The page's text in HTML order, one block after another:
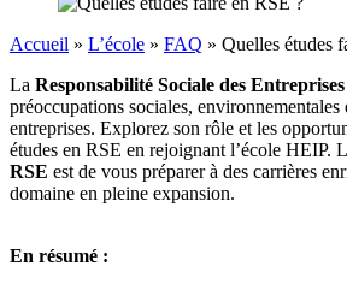
Accueil » L’école » FAQ » Quelles études
La Responsabilité Sociale des Entreprises
préoccupations sociales, environnementales
entreprises. Explorez son rôle et les
études en RSE en rejoignant l’école HEIP.
RSE est de vous préparer à des carrières
domaine en pleine expansion.
En résumé :